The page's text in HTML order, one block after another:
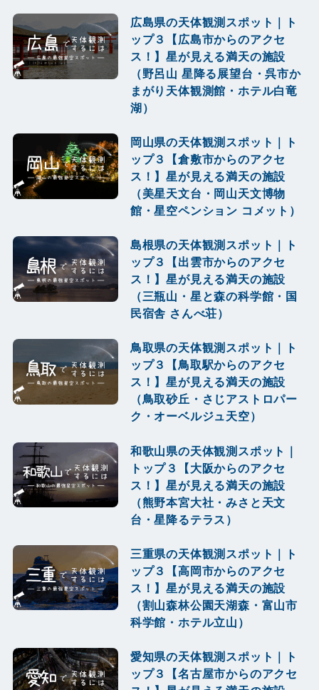
広島県の天体観測スポット｜ト
ップ３【広島市からのアクセ
ス！】星が見える満天の施設
（野呂山 星降る展望台・呉市か
まがり天体観測館・ホテル白竜
湖）
岡山県の天体観測スポット｜ト
ップ３【倉敷市からのアクセ
ス！】星が見える満天の施設
（美星天文台・岡山天文博物
館・星空ペンション コメット）
島根県の天体観測スポット｜ト
ップ３【出雲市からのアクセ
ス！】星が見える満天の施設
（三瓶山・星と森の科学館・国
民宿舎 さんべ荘）
鳥取県の天体観測スポット｜ト
ップ３【鳥取駅からのアクセ
ス！】星が見える満天の施設
（鳥取砂丘・さじアストロパー
ク・オーベルジュ天空）
和歌山県の天体観測スポット｜
トップ３【大阪からのアクセ
ス！】星が見える満天の施設
（熊野本宮大社・みさと天文
台・星降るテラス）
三重県の天体観測スポット｜ト
ップ３【高岡市からのアクセ
ス！】星が見える満天の施設
（割山森林公園天湖森・富山市
科学館・ホテル立山）
愛知県の天体観測スポット｜ト
ップ３【名古屋市からのアクセ